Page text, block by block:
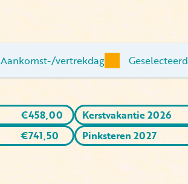
Aankomst-/vertrekdag Geselecteerd
€458,00 Kerstvakantie 2026
€741,50 Pinksteren 2027